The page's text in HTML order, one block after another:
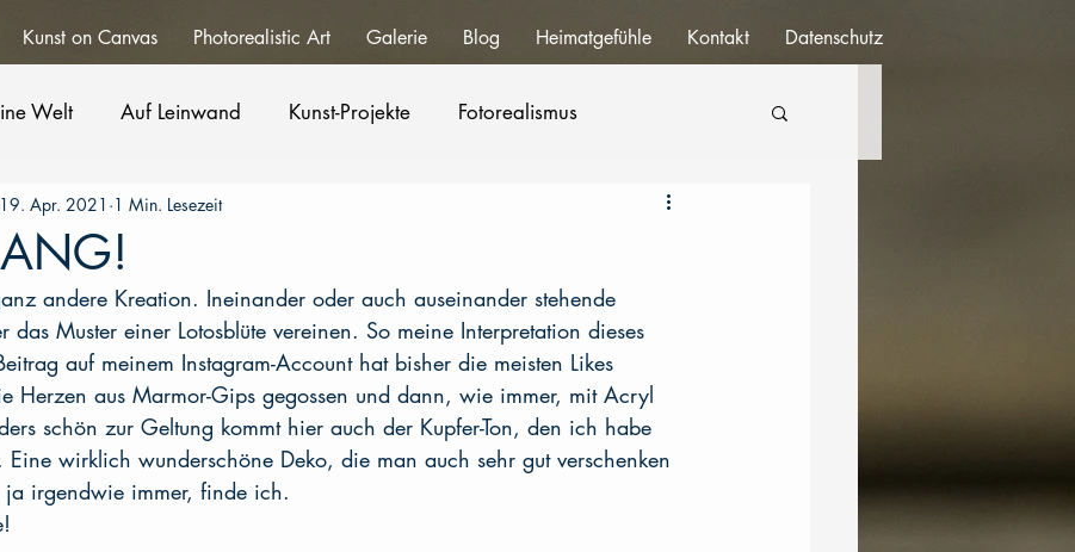
Kunst on Canvas Photorealistic Art Galerie Blog Heimatgefühle Kontakt Datenschutz
Welt Auf Leinwand Kunst-Projekte Fotorealismus
19. Apr. 2021 1 Min. Lesezeit
andere Kreation. Ineinander oder auch auseinander stehende
das Muster einer Lotosblüte vereinen. So meine Interpretation dieses
auf meinem Instagram-Account hat bisher die meisten Likes
Herzen aus Marmor-Gips gegossen und dann, wie immer, mit Acryl
schön zur Geltung kommt hier auch der Kupfer-Ton, den ich habe
Eine wirklich wunderschöne Deko, die man auch sehr gut verschenken
irgendwie immer, finde ich.